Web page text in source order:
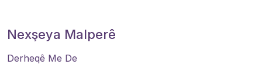
Nexşeya Malperê
Derheqê Me De